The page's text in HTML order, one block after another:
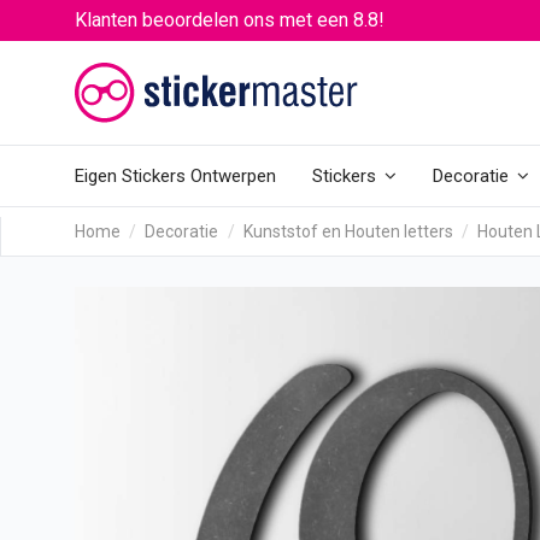
Klanten beoordelen ons met een 8.8!
Eigen Stickers Ontwerpen Stickers Decoratie
Home Decoratie Kunststof en Houten letters Houten